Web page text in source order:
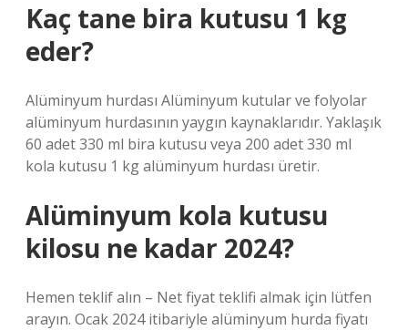
Kaç tane bira kutusu 1 kg
eder?
Alüminyum hurdası Alüminyum kutular ve folyolar
alüminyum hurdasının yaygın kaynaklarıdır. Yaklaşık
60 adet 330 ml bira kutusu veya 200 adet 330 ml
kola kutusu 1 kg alüminyum hurdası üretir.
Alüminyum kola kutusu
kilosu ne kadar 2024?
Hemen teklif alın – Net fiyat teklifi almak için lütfen
arayın. Ocak 2024 itibariyle alüminyum hurda fiyatı